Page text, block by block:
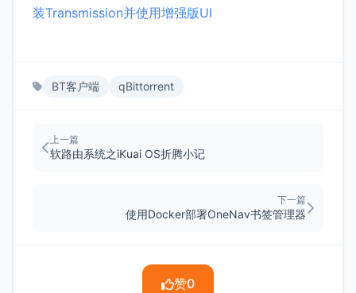
装Transmission并使用增强版UI
BT客户端 qBittorrent
上一篇
软路由系统之iKuai OS折腾小记
下一篇
使用Docker部署OneNav书签管理器
赞0